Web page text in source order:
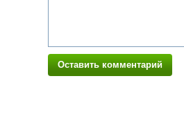
Оставить комментарий